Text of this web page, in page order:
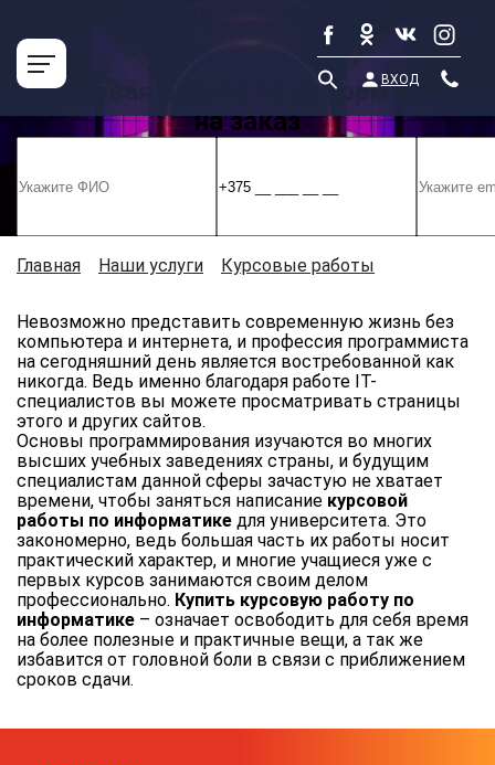
ВХОД
Курсовая работа по информатике
на заказ
Главная Наши услуги Курсовые работы
Невозможно представить современную жизнь без
компьютера и интернета, и профессия программиста
на сегодняшний день является востребованной как
никогда. Ведь именно благодаря работе IT-
специалистов вы можете просматривать страницы
этого и других сайтов.
Основы программирования изучаются во многих
высших учебных заведениях страны, и будущим
специалистам данной сферы зачастую не хватает
времени, чтобы заняться написание курсовой
работы по информатике для университета. Это
закономерно, ведь большая часть их работы носит
практический характер, и многие учащиеся уже с
первых курсов занимаются своим делом
профессионально. Купить курсовую работу по
информатике – означает освободить для себя время
на более полезные и практичные вещи, а так же
избавится от головной боли в связи с приближением
сроков сдачи.